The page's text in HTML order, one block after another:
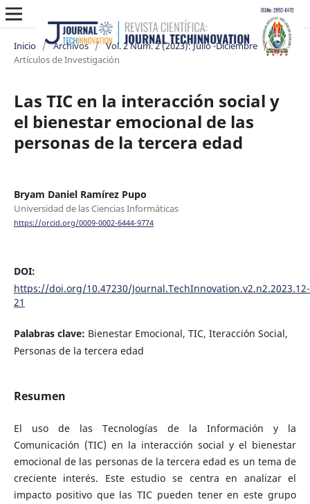
Inicio / Archivos / Vol. 2 Núm. 2 (2023): Julio -Diciembre /
Artículos de Investigación
Las TIC en la interacción social y
el bienestar emocional de las
personas de la tercera edad
Bryam Daniel Ramírez Pupo
Universidad de las Ciencias Informáticas
https://orcid.org/0009-0002-6444-9774
DOI:
https://doi.org/10.47230/Journal.TechInnovation.v2.n2.2023.12-
21
Palabras clave: Bienestar Emocional, TIC, Iteracción Social,
Personas de la tercera edad
Resumen
El uso de las Tecnologías de la Información y la
Comunicación (TIC) en la interacción social y el bienestar
emocional de las personas de la tercera edad es un tema de
creciente interés. Este estudio se centra en analizar el
impacto positivo que las TIC pueden tener en este grupo